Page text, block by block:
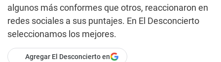
algunos más conformes que otros, reaccionaron en
redes sociales a sus puntajes. En El Desconcierto
seleccionamos los mejores.
Agregar El Desconcierto en